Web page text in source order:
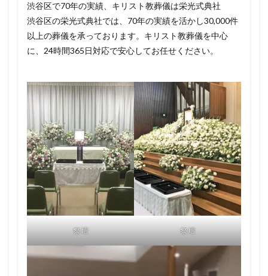
渋谷区で70年の実績、キリスト教葬儀は栄光式典社
渋谷区の栄光式典社では、70年の実績を活かし30,000件
以上の葬儀を承っております。キリスト教葬儀を中心
に、24時間365日対応で安心してお任せください。
祭壇 祭壇